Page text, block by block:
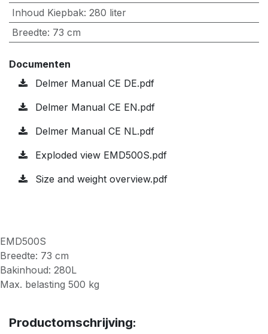
Inhoud Kiepbak: 280 liter
Breedte: 73 cm
Documenten
Delmer Manual CE DE.pdf
Delmer Manual CE EN.pdf
Delmer Manual CE NL.pdf
Exploded view EMD500S.pdf
Size and weight overview.pdf
EMD500S
Breedte: 73 cm
Bakinhoud: 280L
Max. belasting 500 kg
Productomschrijving: